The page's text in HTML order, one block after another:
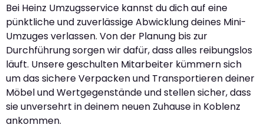
Bei Heinz Umzugsservice kannst du dich auf eine
pünktliche und zuverlässige Abwicklung deines Mini-
Umzuges verlassen. Von der Planung bis zur
Durchführung sorgen wir dafür, dass alles reibungslos
läuft. Unsere geschulten Mitarbeiter kümmern sich
um das sichere Verpacken und Transportieren deiner
Möbel und Wertgegenstände und stellen sicher, dass
sie unversehrt in deinem neuen Zuhause in Koblenz
ankommen.